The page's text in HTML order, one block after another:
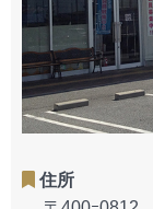
住所